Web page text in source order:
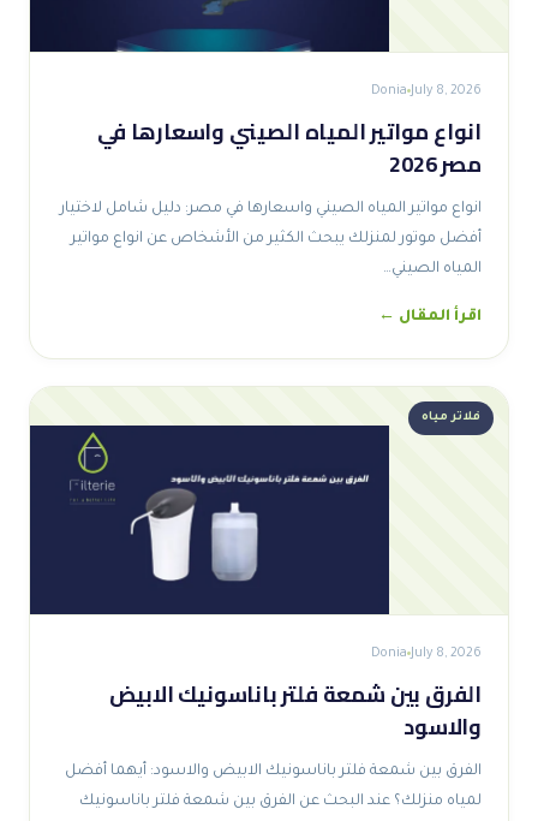
July 8, 2026
Donia
انواع مواتير المياه الصيني واسعارها في
مصر 2026
انواع مواتير المياه الصيني واسعارها في مصر: دليل شامل لاختيار
أفضل موتور لمنزلك يبحث الكثير من الأشخاص عن انواع مواتير
المياه الصيني…
اقرأ المقال ←
فلاتر مياه
July 8, 2026
Donia
الفرق بين شمعة فلتر باناسونيك الابيض
والاسود
الفرق بين شمعة فلتر باناسونيك الابيض والاسود: أيهما أفضل
لمياه منزلك؟ عند البحث عن الفرق بين شمعة فلتر باناسونيك